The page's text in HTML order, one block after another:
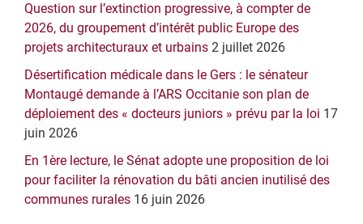
Question sur l’extinction progressive, à compter de
2026, du groupement d’intérêt public Europe des
projets architecturaux et urbains 2 juillet 2026
Désertification médicale dans le Gers : le sénateur
Montaugé demande à l’ARS Occitanie son plan de
déploiement des « docteurs juniors » prévu par la loi 17
juin 2026
En 1ère lecture, le Sénat adopte une proposition de loi
pour faciliter la rénovation du bâti ancien inutilisé des
communes rurales 16 juin 2026